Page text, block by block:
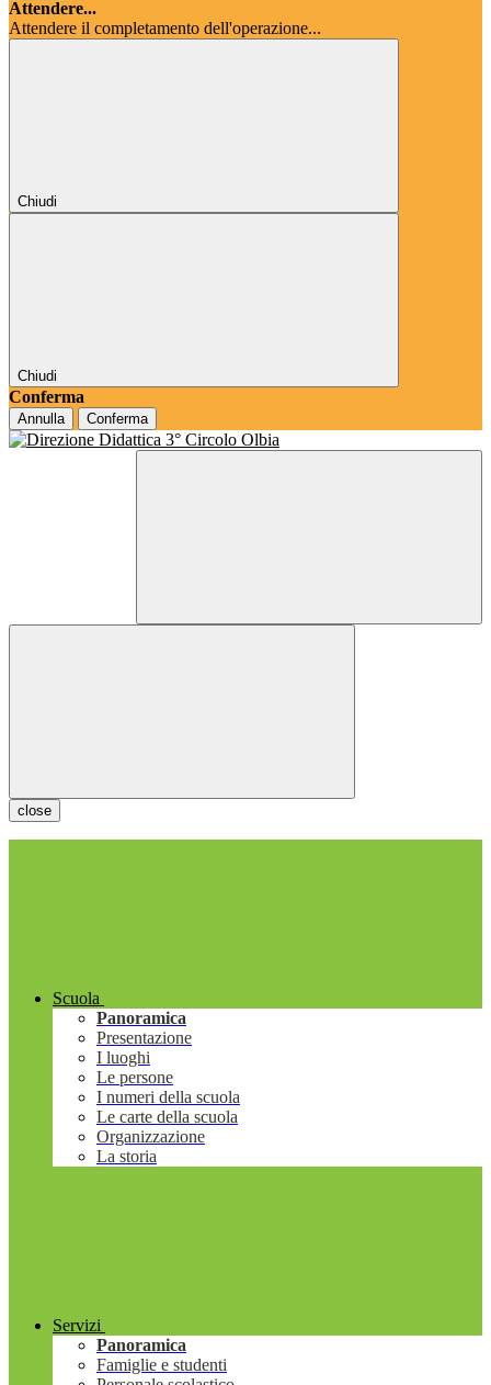
Attendere...
Attendere il completamento dell'operazione...
Chiudi
Chiudi
Conferma
Annulla Conferma
close
Scuola
Panoramica
Presentazione
I luoghi
Le persone
I numeri della scuola
Le carte della scuola
Organizzazione
La storia
Servizi
Panoramica
Famiglie e studenti